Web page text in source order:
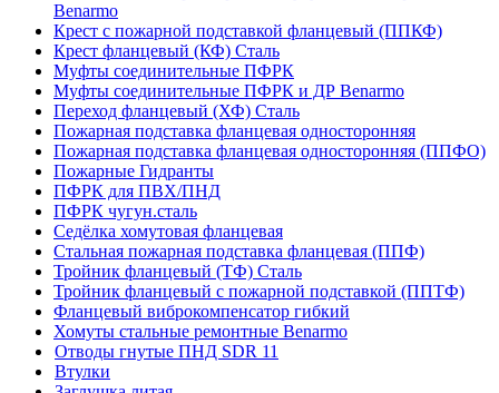
Benarmo
Крест с пожарной подставкой фланцевый (ППКФ)
Крест фланцевый (КФ) Сталь
Муфты соединительные ПФРК
Муфты соединительные ПФРК и ДР Benarmo
Переход фланцевый (ХФ) Сталь
Пожарная подставка фланцевая односторонняя
Пожарная подставка фланцевая односторонняя (ППФО)
Пожарные Гидранты
ПФРК для ПВХ/ПНД
ПФРК чугун.сталь
Седёлка хомутовая фланцевая
Стальная пожарная подставка фланцевая (ППФ)
Тройник фланцевый (ТФ) Сталь
Тройник фланцевый с пожарной подставкой (ППТФ)
Фланцевый виброкомпенсатор гибкий
Хомуты стальные ремонтные Benarmo
Отводы гнутые ПНД SDR 11
Втулки